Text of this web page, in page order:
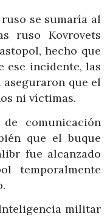
se sumaría al
ruso Kovrovets
hecho que
ese incidente, las
que el
ni víctimas.
comunicación
que el buque
fue alcanzado
temporalmente
militar